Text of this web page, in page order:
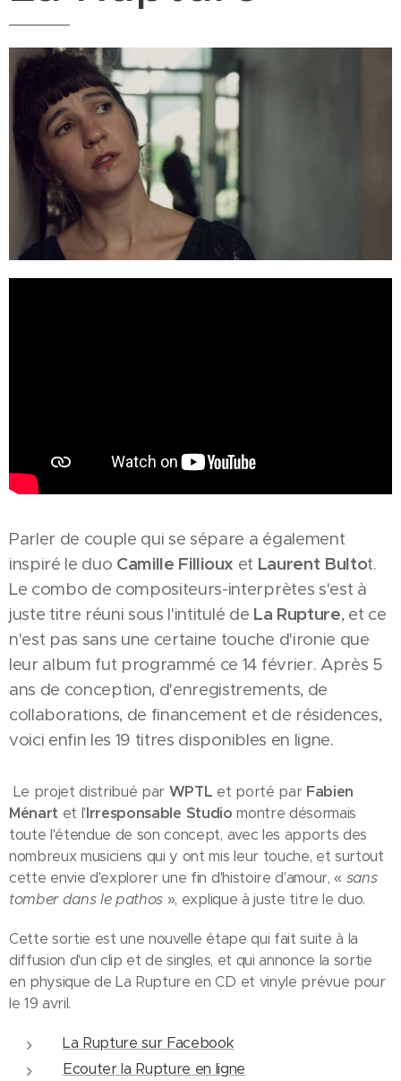
Parler de couple qui se sépare a également
inspiré le duo Camille Fillioux et Laurent Bultot.
Le combo de compositeurs-interprètes s'est à
juste titre réuni sous l'intitulé de La Rupture, et ce
n'est pas sans une certaine touche d'ironie que
leur album fut programmé ce 14 février. Après 5
ans de conception, d'enregistrements, de
collaborations, de financement et de résidences,
voici enfin les 19 titres disponibles en ligne.
Le projet distribué par WPTL et porté par Fabien
Ménart et l'Irresponsable Studio montre désormais
toute l'étendue de son concept, avec les apports des
nombreux musiciens qui y ont mis leur touche, et surtout
cette envie d'explorer une fin d'histoire d'amour, « sans
tomber dans le pathos », explique à juste titre le duo.
Cette sortie est une nouvelle étape qui fait suite à la
diffusion d'un clip et de singles, et qui annonce la sortie
en physique de La Rupture en CD et vinyle prévue pour
le 19 avril.
La Rupture sur Facebook
Ecouter la Rupture en ligne